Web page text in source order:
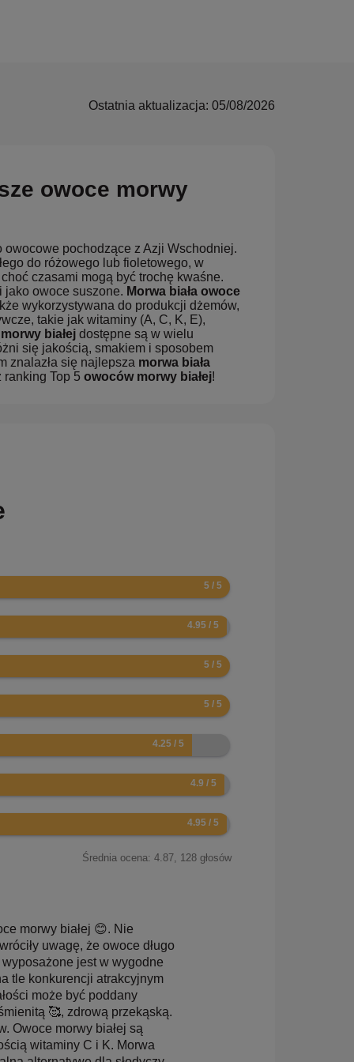
Ostatnia aktualizacja: 05/08/2026
owoce morwy
pochodzące z Azji Wschodniej.
do różowego lub fioletowego, w
czasami mogą być trochę kwaśne.
owoce suszone. Morwa biała owoce
wykorzystywana do produkcji dżemów,
takie jak witaminy (A, C, K, E),
białejdostępne są w wielu
się jakością, smakiem i sposobem
znalazła się najlepsza morwa biała
Top 5 owoców morwy białej!
Średnia ocena: 4.87, 128 głosów
morwy białej 😊. Nie
uwagę, że owoce długo
jest w wygodne
tle konkurencji atrakcyjnym
może być poddany
🥰, zdrową przekąską.
Owoce morwy białej są
witaminy C i K. Morwa